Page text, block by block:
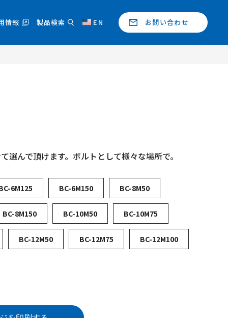
情報 製品検索 EN お問い合わせ
んで頂けます。ボルトとして様々な場所で。
6M125 BC-6M150 BC-8M50
BC-8M150 BC-10M50 BC-10M75
BC-12M50 BC-12M75 BC-12M100